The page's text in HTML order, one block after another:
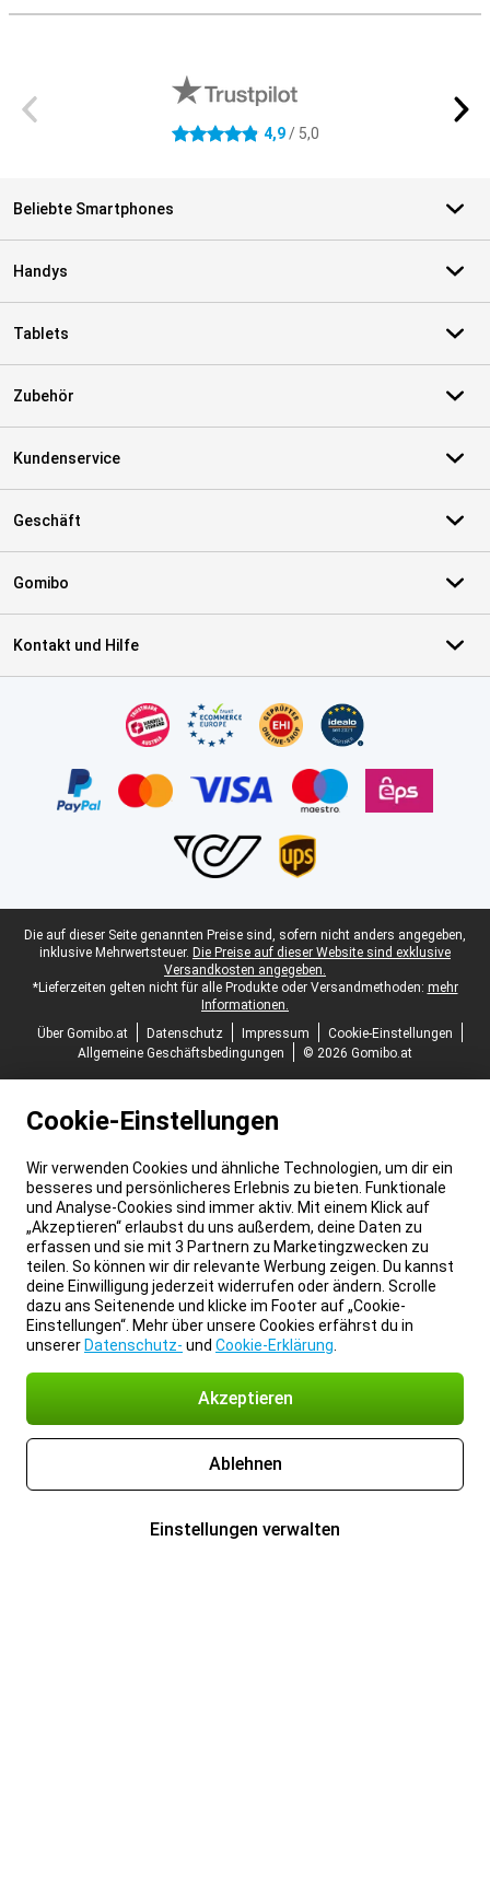
4.9 Sterne 4,9/ 5,0
Beliebte Smartphones
Handys
Tablets
Zubehör
Kundenservice
Geschäft
Gomibo
Kontakt und Hilfe
Juristische Fußzeile
Die auf dieser Seite genannten Preise sind, sofern nicht anders angegeben,
inklusive Mehrwertsteuer. Die Preise auf dieser Website sind exklusive
Versandkosten angegeben.
*Lieferzeiten gelten nicht für alle Produkte oder Versandmethoden: mehr
Informationen.
Über Gomibo.at
Datenschutz Impressum
Cookie-Einstellungen
Allgemeine Geschäftsbedingungen
© 2026 Gomibo.at
Cookie-Einstellungen
Wir verwenden Cookies und ähnliche Technologien, um dir ein
besseres und persönlicheres Erlebnis zu bieten. Funktionale
und Analyse-Cookies sind immer aktiv. Mit einem Klick auf
„Akzeptieren“ erlaubst du uns außerdem, deine Daten zu
erfassen und sie mit 3 Partnern zu Marketingzwecken zu
teilen. So können wir dir relevante Werbung zeigen. Du kannst
deine Einwilligung jederzeit widerrufen oder ändern. Scrolle
dazu ans Seitenende und klicke im Footer auf „Cookie-
Einstellungen“. Mehr über unsere Cookies erfährst du in
unserer Datenschutz- und Cookie-Erklärung
Akzeptieren
Ablehnen
Einstellungen verwalten